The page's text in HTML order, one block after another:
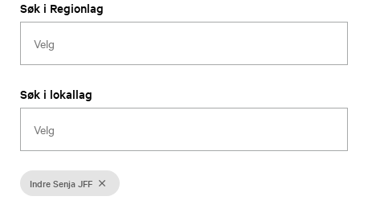
Søk i Regionlag
Søk i lokallag
Indre Senja JFF